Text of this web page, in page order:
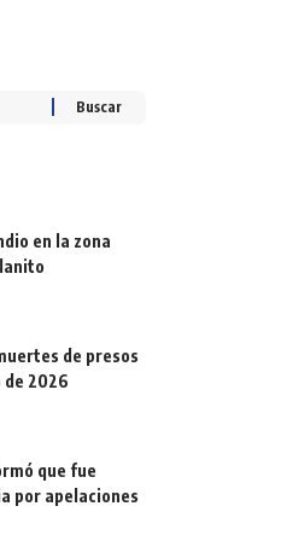
en la zona
de presos
2026
que fue
por apelaciones